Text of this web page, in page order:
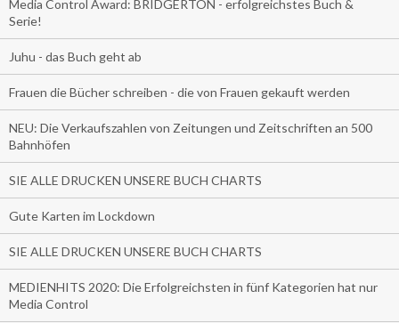
Media Control Award: BRIDGERTON - erfolgreichstes Buch &
Serie!
Juhu - das Buch geht ab
Frauen die Bücher schreiben - die von Frauen gekauft werden
NEU: Die Verkaufszahlen von Zeitungen und Zeitschriften an 500
Bahnhöfen
SIE ALLE DRUCKEN UNSERE BUCH CHARTS
Gute Karten im Lockdown
SIE ALLE DRUCKEN UNSERE BUCH CHARTS
MEDIENHITS 2020: Die Erfolgreichsten in fünf Kategorien hat nur
Media Control